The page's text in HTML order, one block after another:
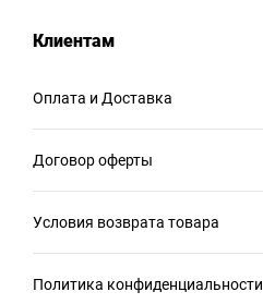
Клиентам
Оплата и Доставка
Договор оферты
Условия возврата товара
Политика конфиденциальности